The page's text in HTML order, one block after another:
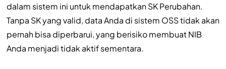
dalam sistem ini untuk mendapatkan SK Perubahan.
Tanpa SK yang valid, data Anda di sistem OSS tidak akan
pernah bisa diperbarui, yang berisiko membuat NIB
Anda menjadi tidak aktif sementara.